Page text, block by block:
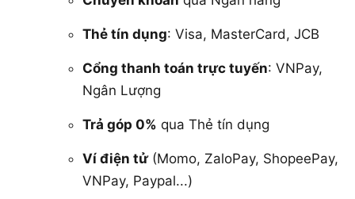
Thẻ tín dụng: Visa, MasterCard, JCB
Cổng thanh toán trực tuyến: VNPay,
Ngân Lượng
Trả góp 0% qua Thẻ tín dụng
Ví điện tử(Momo, ZaloPay, ShopeePay,
VNPay, Paypal...)